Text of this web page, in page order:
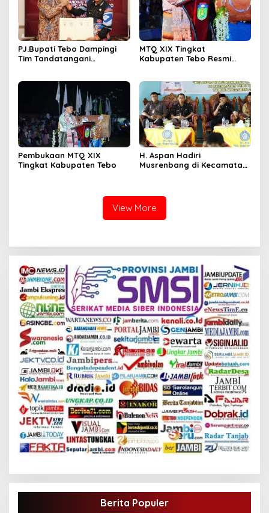
PJ.Bupati Tebo Dampingi
Tim Tandatangani
RPJPD 2025 – 2045
MTQ XIX Tingkat
Kabupaten Tebo Resmi
Juara Umum
Pembukaan MTQ XIX
Tingkat Kabupaten Tebo
H. Aspan Hadiri
Musrenbang di Kecamatan
View More
Berita Populer